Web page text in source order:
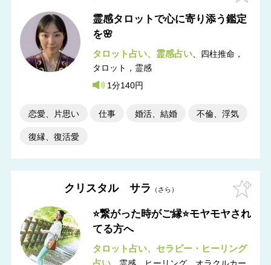
霊感タロットで心に寄り添う鑑定
を🌸
タロット占い 霊感占い
四柱推命，
タロット，霊感
1分140円
恋愛、片思い 仕事 婚活、結婚 不倫、浮気
復縁、復活愛
クリスタル サラ さら
⭐️繋がった時がご縁⭐️モヤモヤされ
てる方へ
タロット占い
セラピー・ヒーリング